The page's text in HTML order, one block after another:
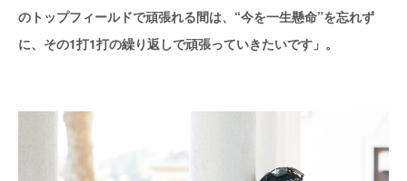
のトップフィールドで頑張れる間は、“今を一生懸命”を忘れず
に、その1打1打の繰り返しで頑張っていきたいです」。